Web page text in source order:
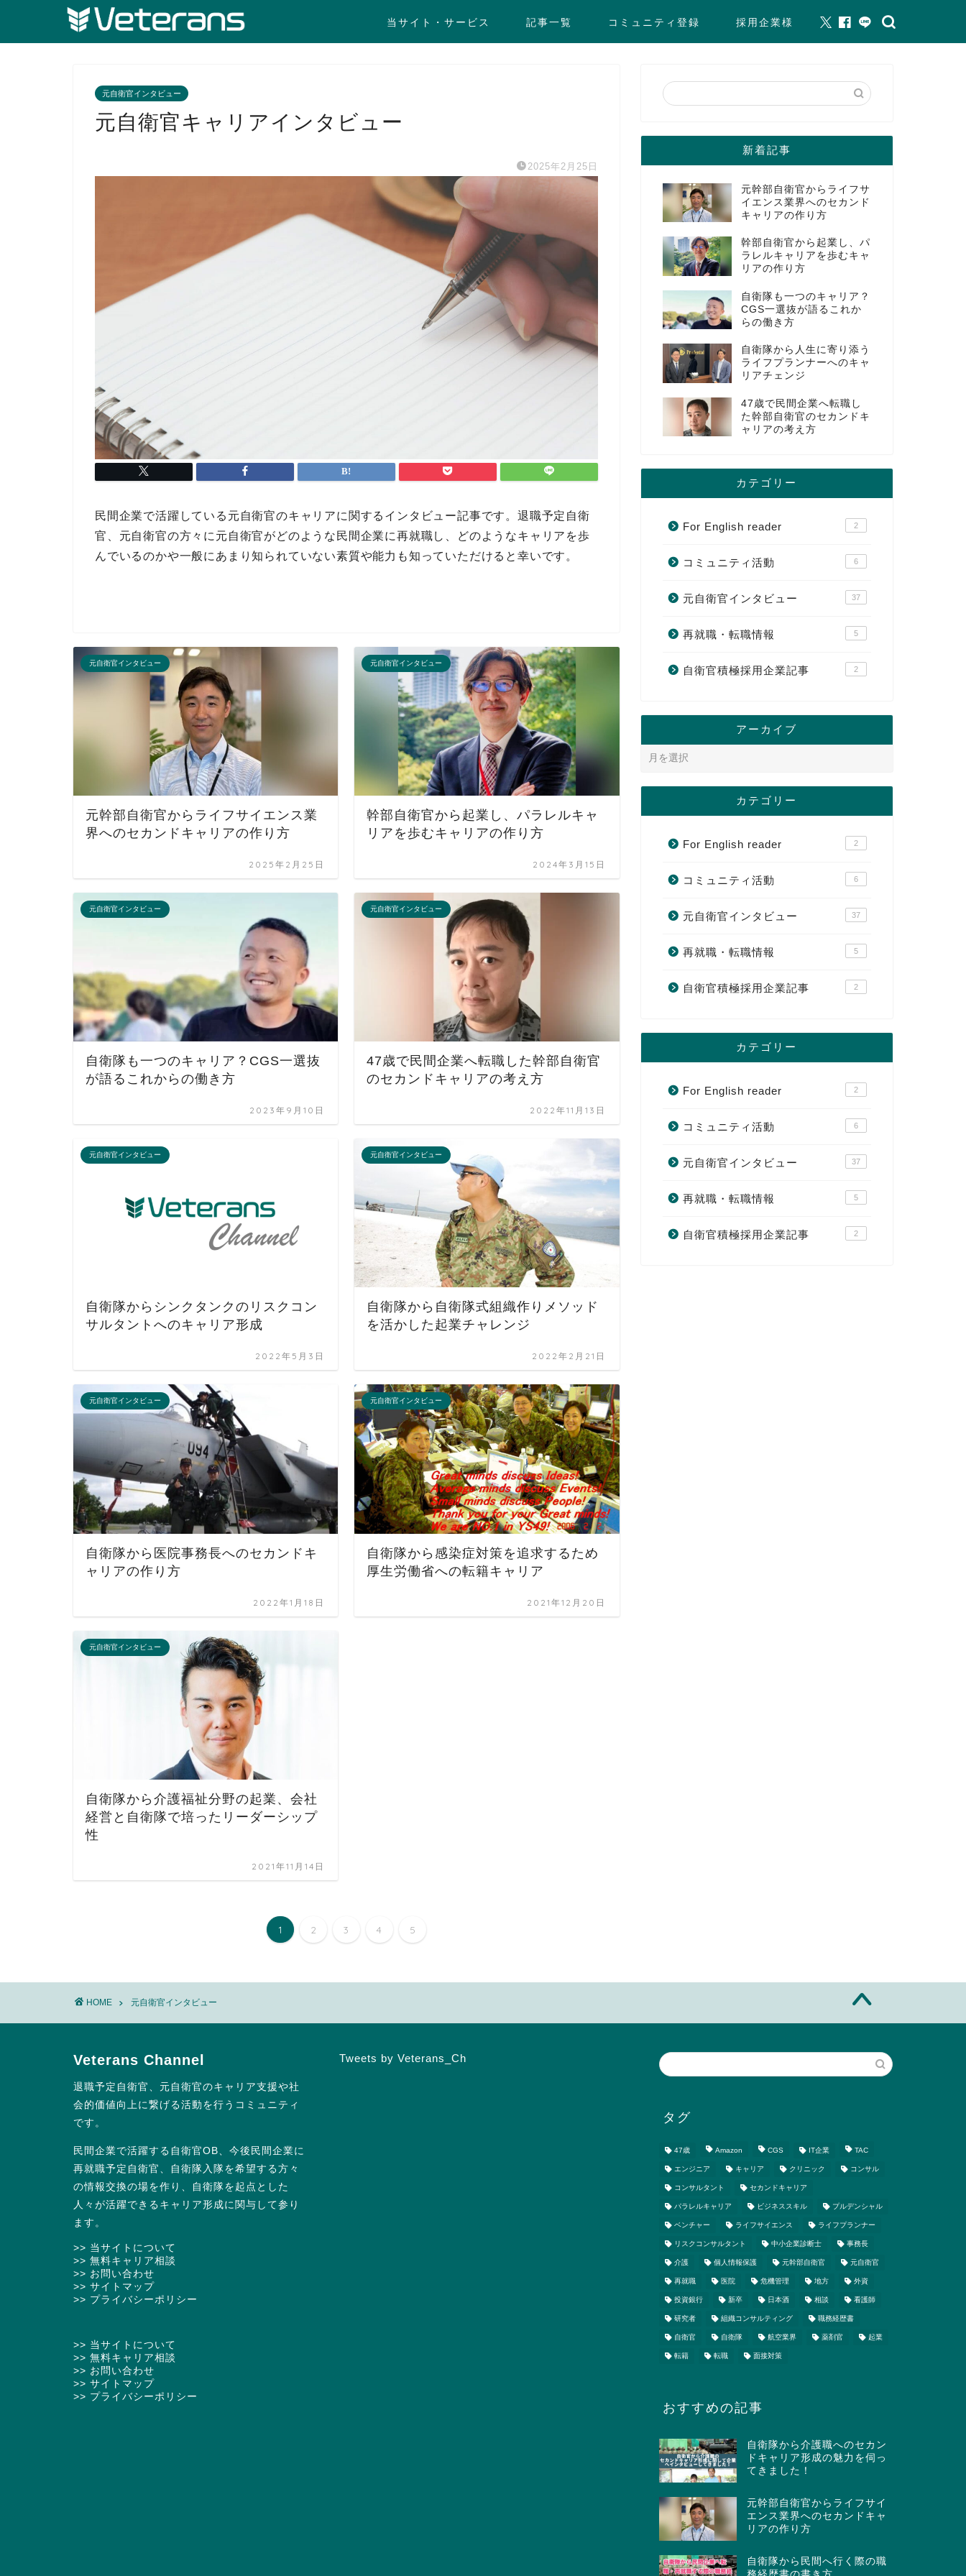
当サイト・サービス 記事一覧 コミュニティ登録 採用企業様
元自衛官インタビュー
元自衛官キャリアインタビュー
2025年2月25日
民間企業で活躍している元自衛官のキャリアに関するインタビュー記事です。退職予定自衛
官、元自衛官の方々に元自衛官がどのような民間企業に再就職し、どのようなキャリアを歩
んでいるのかや一般にあまり知られていない素質や能力も知っていただけると幸いです。
元自衛官インタビュー
元幹部自衛官からライフサイエンス業
界へのセカンドキャリアの作り方
2025年2月25日
元自衛官インタビュー
幹部自衛官から起業し、パラレルキャ
リアを歩むキャリアの作り方
2024年3月15日
元自衛官インタビュー
自衛隊も一つのキャリア？CGS一選抜
が語るこれからの働き方
2023年9月10日
元自衛官インタビュー
47歳で民間企業へ転職した幹部自衛官
のセカンドキャリアの考え方
2022年11月13日
元自衛官インタビュー
自衛隊からシンクタンクのリスクコン
サルタントへのキャリア形成
2022年5月3日
元自衛官インタビュー
自衛隊から自衛隊式組織作りメソッド
を活かした起業チャレンジ
2022年2月21日
元自衛官インタビュー
自衛隊から医院事務長へのセカンドキ
ャリアの作り方
2022年1月18日
元自衛官インタビュー
自衛隊から感染症対策を追求するため
厚生労働省への転籍キャリア
2021年12月20日
元自衛官インタビュー
自衛隊から介護福祉分野の起業、会社
経営と自衛隊で培ったリーダーシップ
性
2021年11月14日
1 2 3 4 5
新着記事
元幹部自衛官からライフサ
イエンス業界へのセカンド
キャリアの作り方
幹部自衛官から起業し、パ
ラレルキャリアを歩むキャ
リアの作り方
自衛隊も一つのキャリア？
CGS一選抜が語るこれか
らの働き方
自衛隊から人生に寄り添う
ライフプランナーへのキャ
リアチェンジ
47歳で民間企業へ転職し
た幹部自衛官のセカンドキ
ャリアの考え方
カテゴリー
For English reader 2
コミュニティ活動 6
元自衛官インタビュー 37
再就職・転職情報 5
自衛官積極採用企業記事 2
アーカイブ
カテゴリー
For English reader 2
コミュニティ活動 6
元自衛官インタビュー 37
再就職・転職情報 5
自衛官積極採用企業記事 2
カテゴリー
For English reader 2
コミュニティ活動 6
元自衛官インタビュー 37
再就職・転職情報 5
自衛官積極採用企業記事 2
HOME 元自衛官インタビュー
Veterans Channel
退職予定自衛官、元自衛官のキャリア支援や社
会的価値向上に繋げる活動を行うコミュニティ
です。
民間企業で活躍する自衛官OB、今後民間企業に
再就職予定自衛官、自衛隊入隊を希望する方々
の情報交換の場を作り、自衛隊を起点とした
人々が活躍できるキャリア形成に関与して参り
ます。
>> 当サイトについて
>> 無料キャリア相談
>> お問い合わせ
>> サイトマップ
>> プライバシーポリシー
>> 当サイトについて
>> 無料キャリア相談
>> お問い合わせ
>> サイトマップ
>> プライバシーポリシー
Tweets by Veterans_Ch
タグ
47歳 Amazon CGS IT企業 TAC
エンジニア キャリア クリニック コンサル
コンサルタント セカンドキャリア
パラレルキャリア ビジネススキル プルデンシャル
ベンチャー ライフサイエンス ライフプランナー
リスクコンサルタント 中小企業診断士 事務長
介護 個人情報保護 元幹部自衛官 元自衛官
再就職 医院 危機管理 地方 外資
投資銀行 新卒 日本酒 相談 看護師
研究者 組織コンサルティング 職務経歴書
自衛官 自衛隊 航空業界 薬剤官 起業
転籍 転職 面接対策
おすすめの記事
自衛隊から介護職へのセカン
ドキャリア形成の魅力を伺っ
てきました！
元幹部自衛官からライフサイ
エンス業界へのセカンドキャ
リアの作り方
自衛隊から民間へ行く際の職